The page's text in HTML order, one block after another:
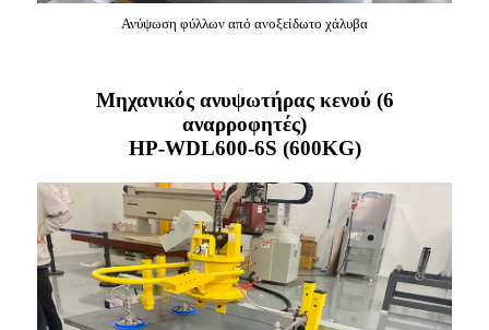
Ανύψωση φύλλων από ανοξείδωτο χάλυβα
Μηχανικός ανυψωτήρας κενού (6
αναρροφητές)
HP-WDL600-6S (600KG)